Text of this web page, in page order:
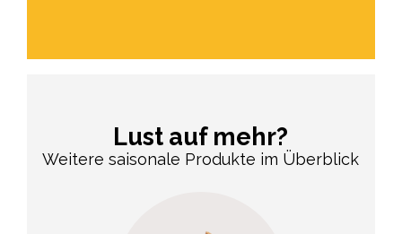
Lust auf mehr?
Weitere saisonale Produkte im Überblick